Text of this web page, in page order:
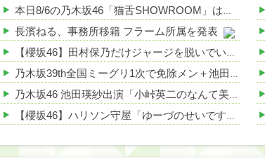
本日8/6の乃木坂46「猫舌SHOWROOM」は筒井あやめ＆鈴木佑捺
長濱ねる、事務所移籍 フラーム所属を発表
【櫻坂46】田村保乃だけジャージを脱いでいた理由
乃木坂39th全国ミーグリ1次で免除メン＋池田・一ノ瀬・井上・川﨑・菅原・中西が全完売
乃木坂46 池田瑛紗出演「小峠英二のなんて美だ！」テーマ：徳川家康【2025.8.5 24:00〜 TOKYO MX】
【櫻坂46】ハリソン守屋「ゆーづのせいです」【ラヴィット!】